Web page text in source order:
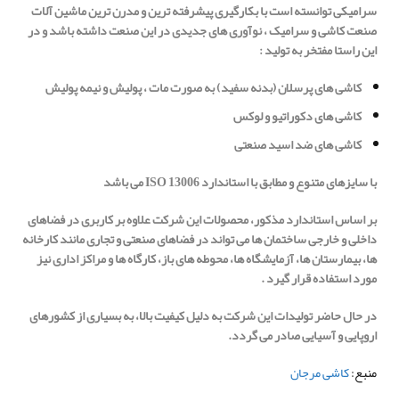
سرامیکیتوانسته است با بکارگیری پیشرفته ترین و مدرن ترین ماشین آلات
صنعت کاشی و سرامیک ، نوآوری های جدیدی در این صنعت داشته باشد و در
این راستا مفتخر به تولید:
کاشی های پرسلان (بدنه سفید) به صورت مات ، پولیش و نیمه پولیش
کاشی های دکوراتیو و لوکس
کاشی های ضد اسید صنعتی
با سایزهای متنوع و مطابق با استانداردISO 13006می باشد
بر اساس استاندارد مذکور، محصولات این شرکت علاوه بر کاربری در فضاهای
داخلی و خارجی ساختمان ها می تواند در فضاهای صنعتی و تجاری مانند کارخانه
ها، بیمارستان ها، آزمایشگاه ها، محوطه های باز، کارگاه ها و مراکز اداری نیز
مورد استفاده قرار گیرد .
در حال حاضر تولیدات این شرکت به دلیل کیفیت بالا، به بسیاری از کشورهای
اروپایی و آسیایی صادر می گردد.
منبع:کاشی مرجان